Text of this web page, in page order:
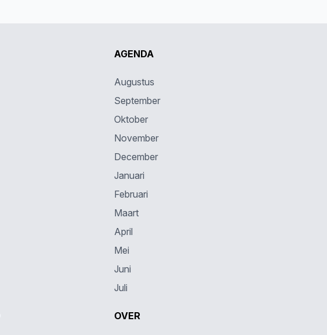
AGENDA
Augustus
September
Oktober
November
December
Januari
Februari
Maart
April
Mei
Juni
Juli
OVER